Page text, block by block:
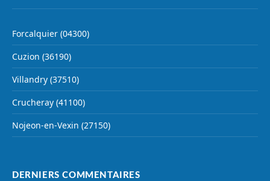
Forcalquier (04300)
Cuzion (36190)
Villandry (37510)
Crucheray (41100)
Nojeon-en-Vexin (27150)
DERNIERS COMMENTAIRES